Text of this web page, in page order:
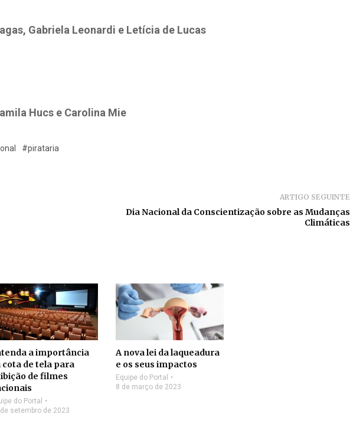
Gabriela Leonardi e Letícia de Lucas
Hucs e Carolina Mie
#pirataria
ARTIGO SEGUINTE
Dia Nacional da Conscientização sobre as Mudanças
Climáticas
a importância
cota de tela para
de filmes
do Portal
setembro de 2023
A nova lei da laqueadura
e os seus impactos
Equipe do Portal
8 de março de 2023